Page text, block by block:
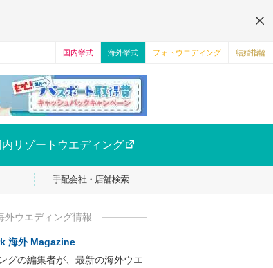
国内挙式 海外挙式 フォトウエディング 結婚指輪
内リゾートウエディング
手配会社・店舗検索
外ウエディング情報
海外 Magazine
グの編集者が、最新の海外ウエ